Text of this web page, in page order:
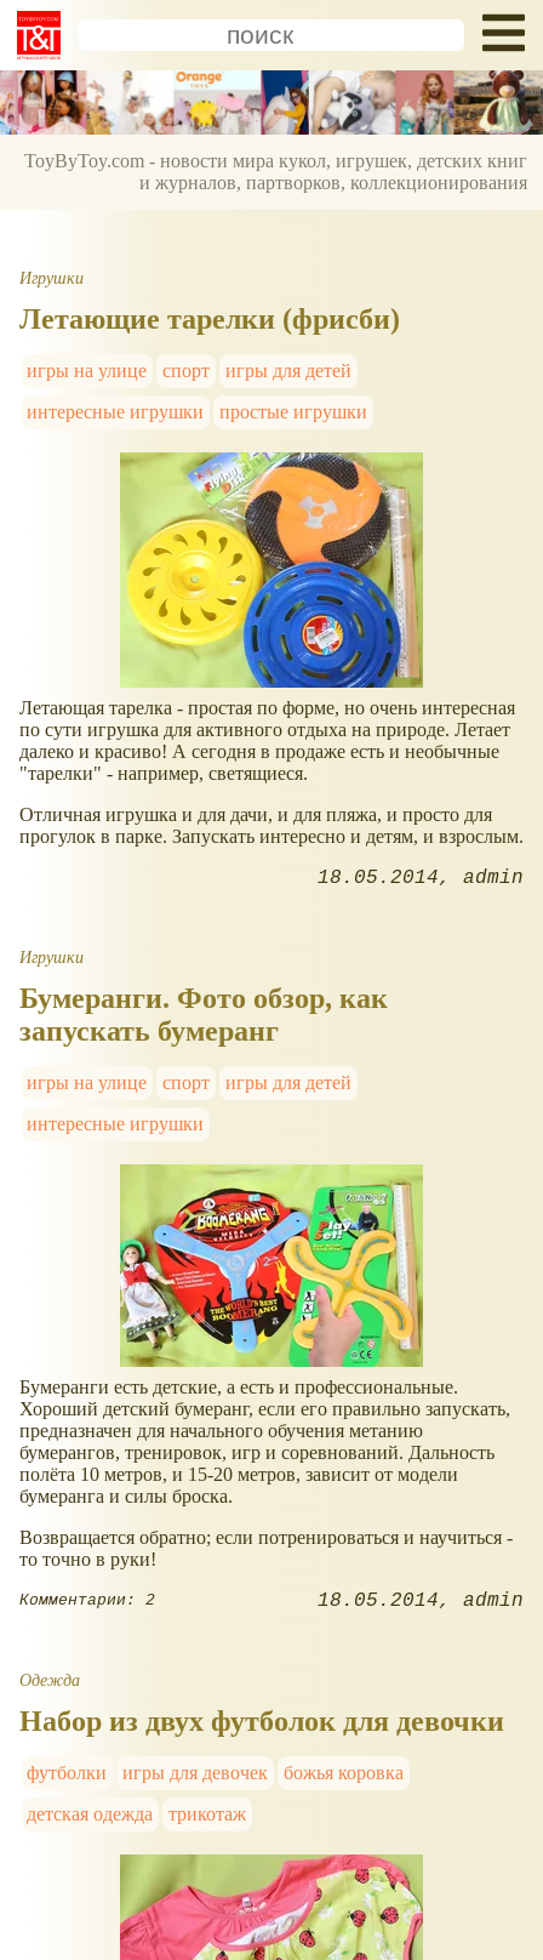
ToyByToy.com - новости мира кукол, игрушек, детских книг
и журналов, партворков, коллекционирования
Игрушки
Летающие тарелки (фрисби)
игры на улице спорт
игры для детей
интересные игрушки
простые игрушки
Летающая тарелка - простая по форме, но очень интересная
по сути игрушка для активного отдыха на природе. Летает
далеко и красиво! А сегодня в продаже есть и необычные
"тарелки" - например, светящиеся.
Отличная игрушка и для дачи, и для пляжа, и просто для
прогулок в парке. Запускать интересно и детям, и взрослым.
18.05.2014 admin
Игрушки
Бумеранги. Фото обзор, как
запускать бумеранг
игры на улице спорт
игры для детей
интересные игрушки
Бумеранги есть детские, а есть и профессиональные.
Хороший детский бумеранг, если его правильно запускать,
предназначен для начального обучения метанию
бумерангов, тренировок, игр и соревнований. Дальность
полёта 10 метров, и 15-20 метров, зависит от модели
бумеранга и силы броска.
Возвращается обратно; если потренироваться и научиться -
то точно в руки!
Комментарии: 2 18.05.2014 admin
Одежда
Набор из двух футболок для девочки
футболки игры для девочек
божья коровка
детская одежда
трикотаж